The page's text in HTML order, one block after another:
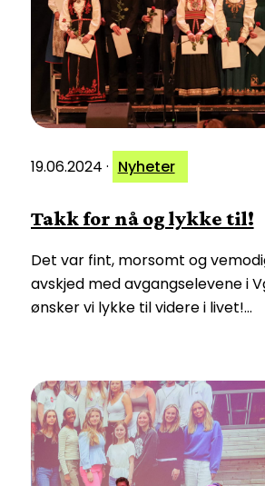
19.06.2024 · Nyheter
Takk for nå og lykke til!
Det var fint, morsomt og
avskjed med avgangselevene i
ønsker vi lykke til videre i livet!…